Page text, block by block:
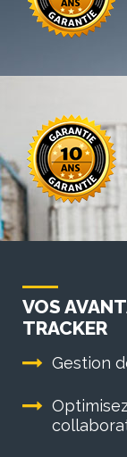
VOS
TRACKER
Gestion